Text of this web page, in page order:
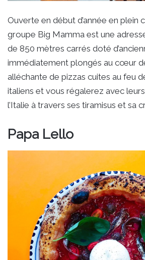
Ouverte en début d’année en
groupe Big Mamma est une
de 850 mètres carrés doté
immédiatement plongés au cœur
alléchante de pizzas cuites au feu
italiens et vous régalerez avec
l’Italie à travers ses tiramisus et sa
Papa Lello